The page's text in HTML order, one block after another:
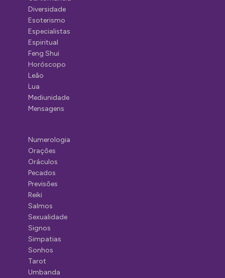
Diversidade
Esoterismo
Especialistas
Espiritual
Feng Shui
Horóscopo
Leão
Lua
Mediunidade
Mensagens
Numerologia
Orações
Oráculos
Pecados
Previsões
Reiki
Salmos
Sexualidade
Signos
Simpatias
Sonhos
Tarot
Umbanda